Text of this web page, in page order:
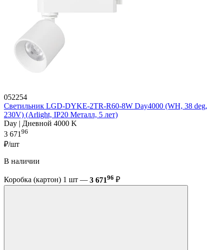
052254
Светильник LGD-DYKE-2TR-R60-8W Day4000 (WH, 38 deg,
230V) (Arlight, IP20 Металл, 5 лет)
Day | Дневной 4000 K
3 67196
₽/шт
В наличии
Коробка (картон) 1 шт — 3 67196 ₽